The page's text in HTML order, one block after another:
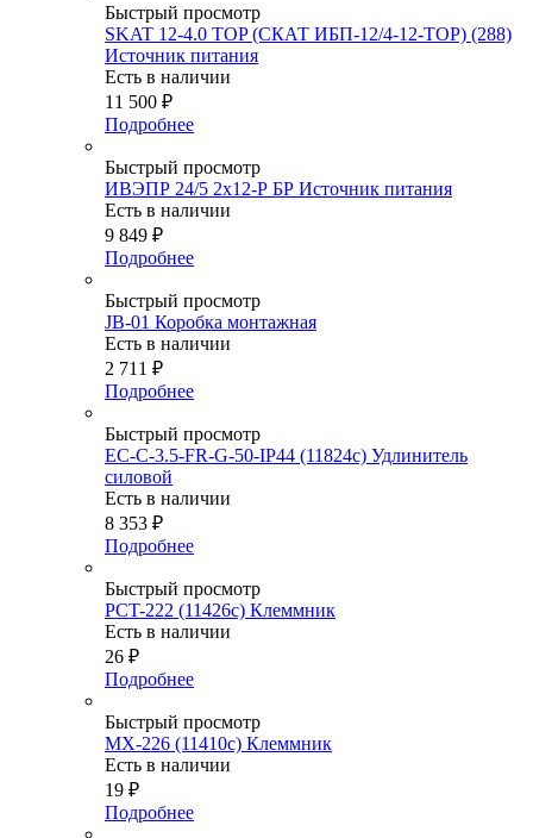
Быстрый просмотр
SKAT 12-4.0 TOP (СКАТ ИБП-12/4-12-TOP) (288)
Источник питания
Есть в наличии
11 500 ₽
Подробнее
Быстрый просмотр
ИВЭПР 24/5 2х12-Р БР Источник питания
Есть в наличии
9 849 ₽
Подробнее
Быстрый просмотр
JB-01 Коробка монтажная
Есть в наличии
2 711 ₽
Подробнее
Быстрый просмотр
EC-C-3.5-FR-G-50-IP44 (11824c) Удлинитель
силовой
Есть в наличии
8 353 ₽
Подробнее
Быстрый просмотр
PCT-222 (11426c) Клеммник
Есть в наличии
26 ₽
Подробнее
Быстрый просмотр
MX-226 (11410c) Клеммник
Есть в наличии
19 ₽
Подробнее